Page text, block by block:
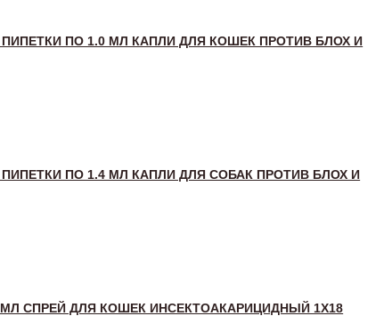
ПО 1.0 МЛ КАПЛИ ДЛЯ КОШЕК ПРОТИВ БЛОХ И
ПО 1.4 МЛ КАПЛИ ДЛЯ СОБАК ПРОТИВ БЛОХ И
СПРЕЙ ДЛЯ КОШЕК ИНСЕКТОАКАРИЦИДНЫЙ 1Х18